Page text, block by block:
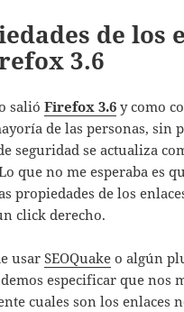
de los
3.6
salióFirefox 3.6 y como
de las personas, sin
seguridad se actualiza
que no me esperaba es
propiedades de los
click derecho.
usarSEOQuake o algún
especificar que nos
cuales son los enlaces